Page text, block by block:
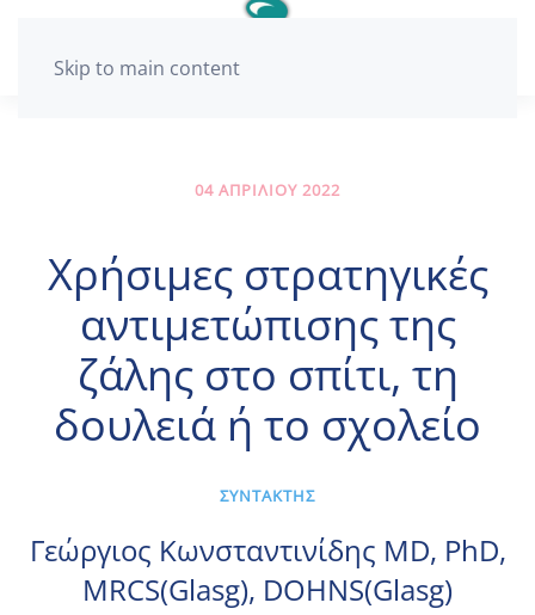
Skip to main content
04 ΑΠΡΙΛΊΟΥ 2022
Χρήσιμες στρατηγικές
αντιμετώπισης της
ζάλης στο σπίτι, τη
δουλειά ή το σχολείο
ΣΥΝΤΑΚΤΗΣ
Γεώργιος Κωνσταντινίδης MD, PhD,
MRCS(Glasg), DOHNS(Glasg)